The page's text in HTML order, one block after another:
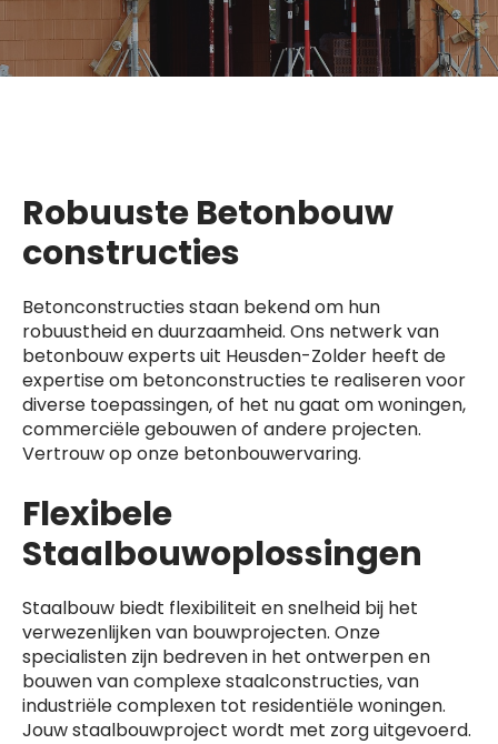
Robuuste Betonbouw
constructies
Betonconstructies staan bekend om hun
robuustheid en duurzaamheid. Ons netwerk van
betonbouw experts uit Heusden-Zolder heeft de
expertise om betonconstructies te realiseren voor
diverse toepassingen, of het nu gaat om woningen,
commerciële gebouwen of andere projecten.
Vertrouw op onze betonbouwervaring.
Flexibele
Staalbouwoplossingen
Staalbouw biedt flexibiliteit en snelheid bij het
verwezenlijken van bouwprojecten. Onze
specialisten zijn bedreven in het ontwerpen en
bouwen van complexe staalconstructies, van
industriële complexen tot residentiële woningen.
Jouw staalbouwproject wordt met zorg uitgevoerd.